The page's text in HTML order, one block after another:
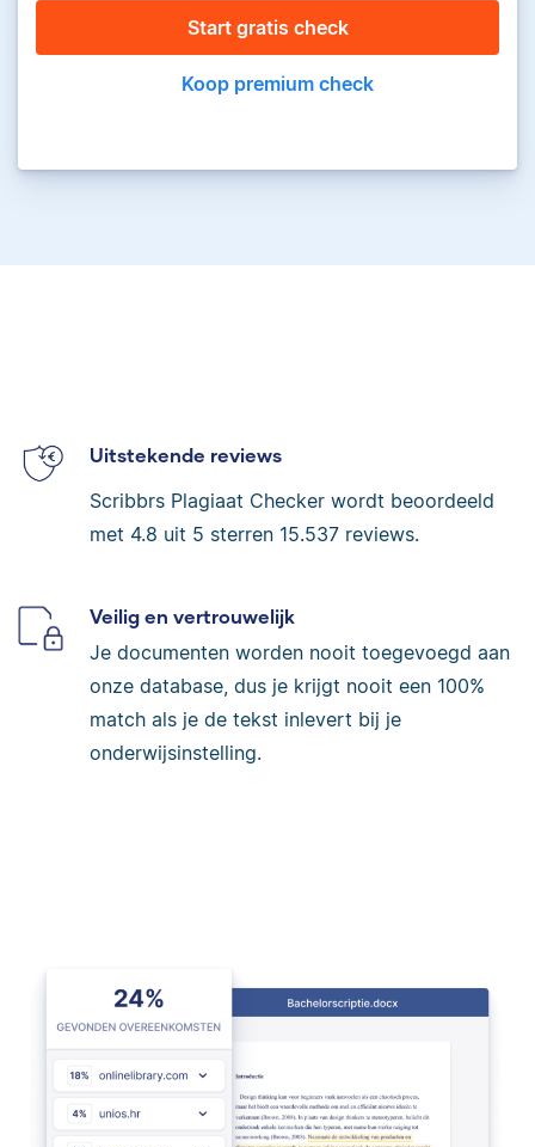
Start gratis check
Koop premium check
Uitstekende reviews
Scribbrs Plagiaat Checker wordt beoordeeld
met 4.8 uit 5 sterren 15.537 reviews.
Veilig en vertrouwelijk
Je documenten worden nooit toegevoegd aan
onze database, dus je krijgt nooit een 100%
match als je de tekst inlevert bij je
onderwijsinstelling.